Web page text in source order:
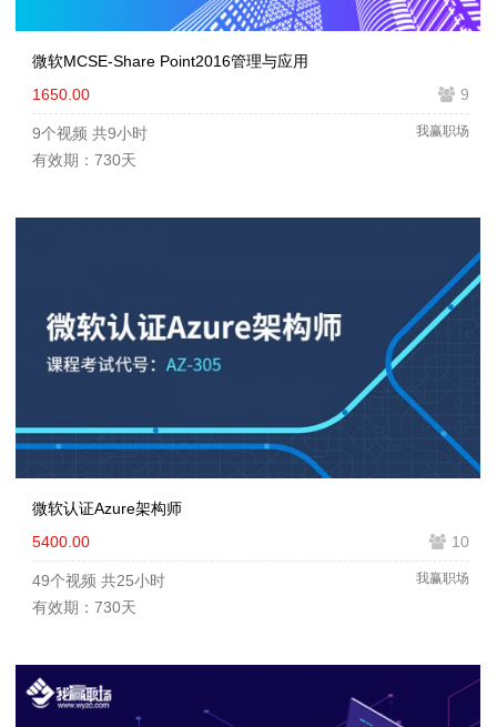
微软MCSE-Share Point2016管理与应用
9
1650.00
我赢职场
9个视频 共9小时
有效期：730天
微软认证Azure架构师
10
5400.00
我赢职场
49个视频 共25小时
有效期：730天